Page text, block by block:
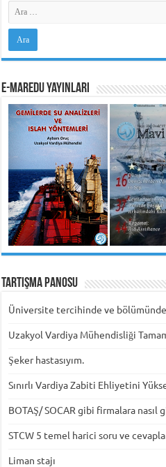
e-MarEdu Yayınları
Tartışma Panosu
Üniversite tercihinde ve bölümünde
Uzakyol Vardiya Mühendisliği
Şeker hastasıyım.
Sınırlı Vardiya Zabiti Ehliyetini
BOTAŞ/ SOCAR gibi firmalara nasıl
STCW 5 temel harici soru ve
Liman stajı